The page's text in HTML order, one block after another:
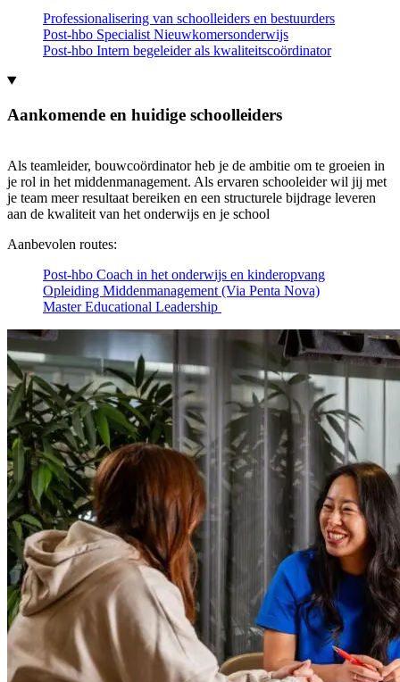
Professionalisering van schoolleiders en bestuurders
Post-hbo Specialist Nieuwkomersonderwijs
Post-hbo Intern begeleider als kwaliteitscoördinator
Aankomende en huidige schoolleiders
Als teamleider, bouwcoördinator heb je de ambitie om te groeien in
je rol in het middenmanagement. Als ervaren schooleider wil jij met
je team meer resultaat bereiken en een structurele bijdrage leveren
aan de kwaliteit van het onderwijs en je school
Aanbevolen routes:
Post-hbo Coach in het onderwijs en kinderopvang
Opleiding Middenmanagement (Via Penta Nova)
Master Educational Leadership